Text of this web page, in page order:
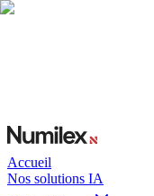
Accueil
Nos solutions IA